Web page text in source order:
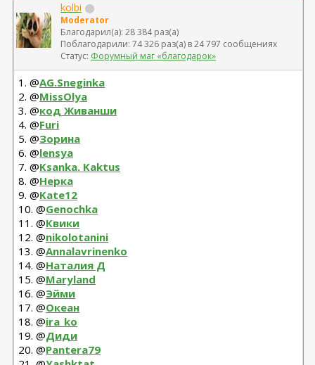
kolbi
Moderator
Благодарил(а): 28 384 раз(а)
Поблагодарили: 74 326 раз(а) в 24 797 сообщениях
Статус: Форумный маг «благодарок»
1. @AG.Sneginka
2. @MissOlya
3. @код Живанши
4. @Furi
5. @Зорина
6. @lensya
7. @Ksanka. Kaktus
8. @Нерка
9. @Kate12
10. @Genochka
11. @Квики
12. @nikolotanini
13. @Annalavrinenko
14. @Наталия Д
15. @Maryland
16. @Эйми
17. @Океан
18. @ira_ko
19. @Диди
20. @Pantera79